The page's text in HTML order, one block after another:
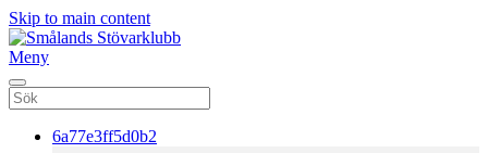
Skip to main content
Meny
6a77e3ff5d0b2